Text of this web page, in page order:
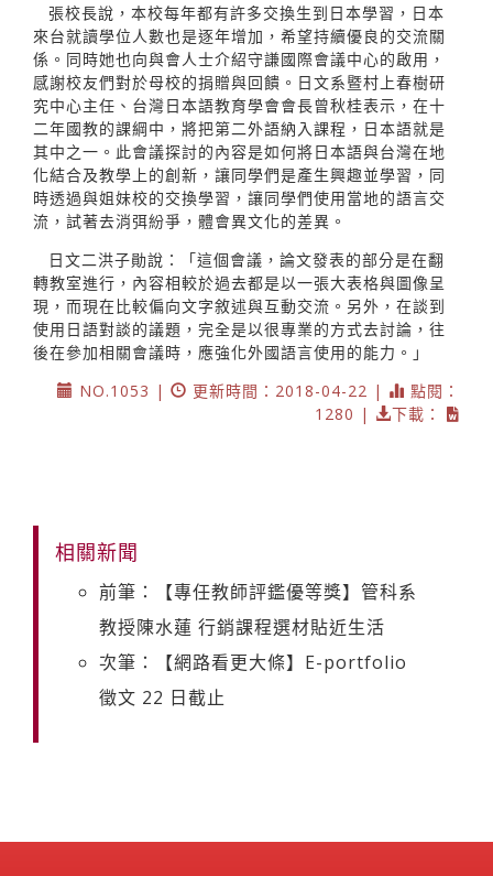
張校長說，本校每年都有許多交換生到日本學習，日本
來台就讀學位人數也是逐年增加，希望持續優良的交流關
係。同時她也向與會人士介紹守謙國際會議中心的啟用，
感謝校友們對於母校的捐贈與回饋。日文系暨村上春樹研
究中心主任、台灣日本語教育學會會長曾秋桂表示，在十
二年國教的課綱中，將把第二外語納入課程，日本語就是
其中之一。此會議探討的內容是如何將日本語與台灣在地
化結合及教學上的創新，讓同學們是產生興趣並學習，同
時透過與姐妹校的交換學習，讓同學們使用當地的語言交
流，試著去消弭紛爭，體會異文化的差異。
日文二洪子勛說：「這個會議，論文發表的部分是在翻
轉教室進行，內容相較於過去都是以一張大表格與圖像呈
現，而現在比較偏向文字敘述與互動交流。另外，在談到
使用日語對談的議題，完全是以很專業的方式去討論，往
後在參加相關會議時，應強化外國語言使用的能力。」
NO.1053 |
更新時間：2018-04-22 |
點閱：
1280 |
下載：
相關新聞
前筆：【專任教師評鑑優等獎】管科系
教授陳水蓮 行銷課程選材貼近生活
次筆：【網路看更大條】E-portfolio
徵文 22 日截止